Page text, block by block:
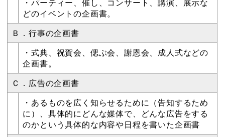
・パーティー、催し、コンサート、講演、展示な
どのイベントの企画書。
Ｂ．行事の企画書
・式典、祝賀会、偲ぶ会、謝恩会、成人式などの
企画書。
Ｃ．広告の企画書
・あるものを広く知らせるために（告知するため
に）、具体的にどんな媒体で、どんな広告をする
のかという具体的な内容や日程を書いた企画書